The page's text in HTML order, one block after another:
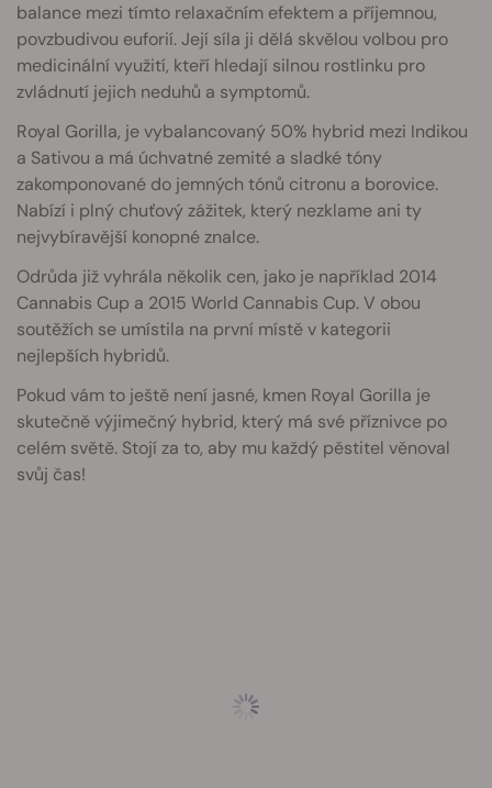
balance mezi tímto relaxačním efektem a příjemnou,
povzbudivou euforií. Její síla ji dělá skvělou volbou pro
medicinální využití, kteří hledají silnou rostlinku pro
zvládnutí jejich neduhů a symptomů.
Royal Gorilla, je vybalancovaný 50% hybrid mezi Indikou
a Sativou a má úchvatné zemité a sladké tóny
zakomponované do jemných tónů citronu a borovice.
Nabízí i plný chuťový zážitek, který nezklame ani ty
nejvybíravější konopné znalce.
Odrůda již vyhrála několik cen, jako je například 2014
Cannabis Cup a 2015 World Cannabis Cup. V obou
soutěžích se umístila na první místě v kategorii
nejlepších hybridů.
Pokud vám to ještě není jasné, kmen Royal Gorilla je
skutečně výjimečný hybrid, který má své příznivce po
celém světě. Stojí za to, aby mu každý pěstitel věnoval
svůj čas!